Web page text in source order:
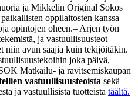
ja Mikkelin Original Sokos
oppilaitosten kanssa
opintojen oheen.– Arjen työn
ja vastuullisuusteot
niin avun saajia kuin tekijöitäkin.
joka päivä,
Matkailu- ja ravitsemiskaupan
vastuullisuusteoista sekä
ja vastuullisista tuotteista täältä.